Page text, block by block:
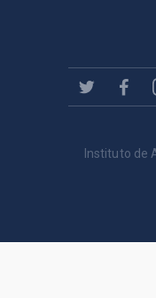
Instituto de